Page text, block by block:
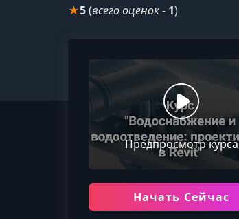
★5(всего оценок- 1)
Предпросмотр курса
Начать Сейчас